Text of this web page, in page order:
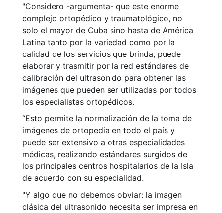
"Considero -argumenta- que este enorme
complejo ortopédico y traumatológico, no
solo el mayor de Cuba sino hasta de América
Latina tanto por la variedad como por la
calidad de los servicios que brinda, puede
elaborar y trasmitir por la red estándares de
calibración del ultrasonido para obtener las
imágenes que pueden ser utilizadas por todos
los especialistas ortopédicos.
“Esto permite la normalización de la toma de
imágenes de ortopedia en todo el país y
puede ser extensivo a otras especialidades
médicas, realizando estándares surgidos de
los principales centros hospitalarios de la Isla
de acuerdo con su especialidad.
"Y algo que no debemos obviar: la imagen
clásica del ultrasonido necesita ser impresa en